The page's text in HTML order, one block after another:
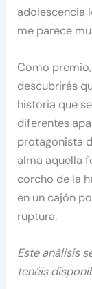
adolescencia
me parece
Como
descubrirás
historia que
diferentes
protagonista
alma aquella
corcho de la
en un cajón
ruptura.
Este análisis
tenéis